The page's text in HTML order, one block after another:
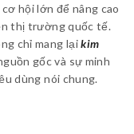
hội lớn để nâng cao
thị trường quốc tế.
chỉ mang lạikim
gốc và sự minh
dùng nói chung.